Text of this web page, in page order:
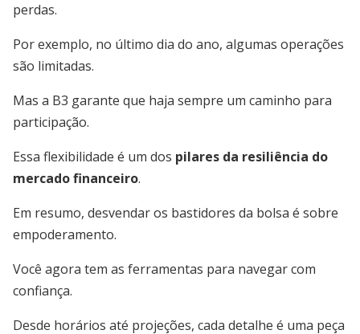
perdas.
Por exemplo, no último dia do ano, algumas operações
são limitadas.
Mas a B3 garante que haja sempre um caminho para
participação.
Essa flexibilidade é um dos pilares da resiliência do
mercado financeiro.
Em resumo, desvendar os bastidores da bolsa é sobre
empoderamento.
Você agora tem as ferramentas para navegar com
confiança.
Desde horários até projeções, cada detalhe é uma peça